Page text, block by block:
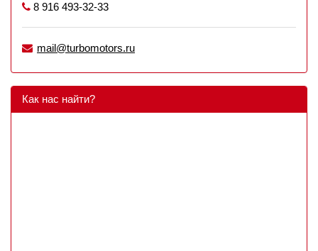
8 916 493-32-33
mail@turbomotors.ru
Как нас найти?